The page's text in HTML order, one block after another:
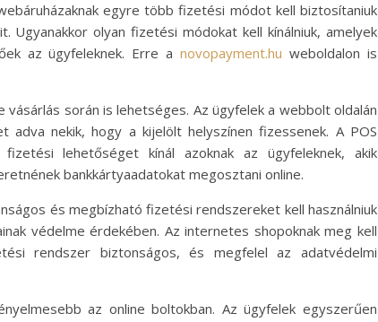
egyre több fizetési módot kell biztosítaniuk
Ugyanakkor olyan fizetési módokat kell kínálniuk, amelyek
az ügyfeleknek. Erre anovopayment.hu weboldalon is
során is lehetséges. Az ügyfelek a webbolt oldalán
nekik, hogy a kijelölt helyszínen fizessenek. A POS
lehetőséget kínál azoknak az ügyfeleknek, akik
bankkártyaadatokat megosztani online.
és megbízható fizetési rendszereket kell használniuk
védelme érdekében. Az internetes shopoknak meg kell
rendszer biztonságos, és megfelel az adatvédelmi
az online boltokban. Az ügyfelek egyszerűen